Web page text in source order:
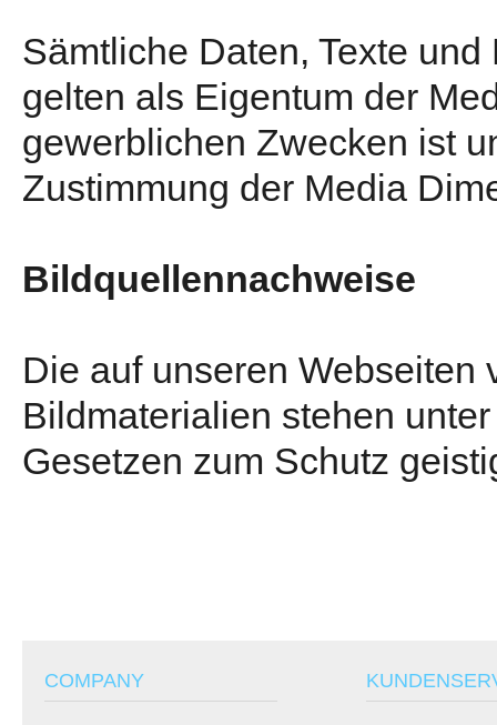
Sämtliche Daten, Texte
gelten als Eigentum der
gewerblichen Zwecken ist
Zustimmung der Media
Bildquellennachweise
Die auf unseren Webseiten
Bildmaterialien stehen
Gesetzen zum Schutz
COMPANY